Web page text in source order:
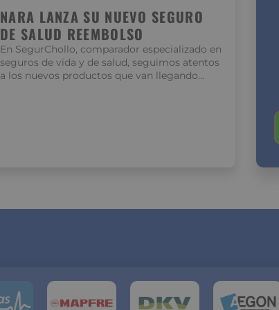
NARA LANZA SU NUEVO SEGURO
DE SALUD REEMBOLSO
En SegurChollo, comparador especializado en
seguros de vida y de salud, seguimos atentos
a los nuevos productos que van llegando…